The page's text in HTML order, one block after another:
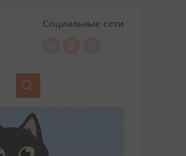
Социальные сети